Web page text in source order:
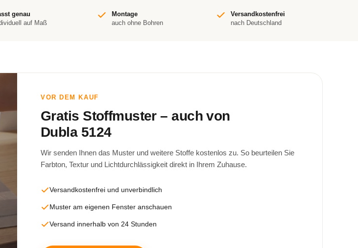
genau
auf Maß
Montage
auch ohne Bohren
Versandkostenfrei
nach Deutschland
VOR DEM KAUF
Gratis Stoffmuster – auch von
Dubla 5124
Wir senden Ihnen das Muster und weitere Stoffe kostenlos zu. So beurteilen Sie
Farbton, Textur und Lichtdurchlässigkeit direkt in Ihrem Zuhause.
Versandkostenfrei und unverbindlich
Muster am eigenen Fenster anschauen
Versand innerhalb von 24 Stunden